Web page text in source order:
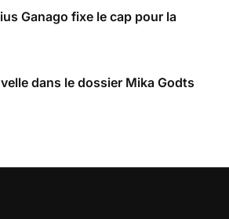
Ganago fixe le cap pour la
dans le dossier Mika Godts